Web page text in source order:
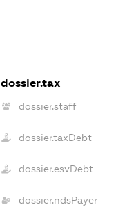
dossier.tax
dossier.staff
dossier.taxDebt
dossier.esvDebt
dossier.ndsPayer